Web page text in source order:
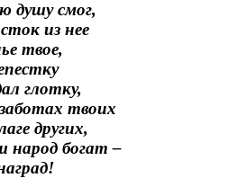
смог,
из нее
твое,
глотку,
твоих
других,
богат –